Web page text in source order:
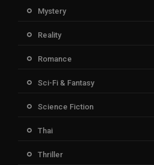
Mystery
Reality
Romance
Sci-Fi & Fantasy
Science Fiction
Thai
Thriller